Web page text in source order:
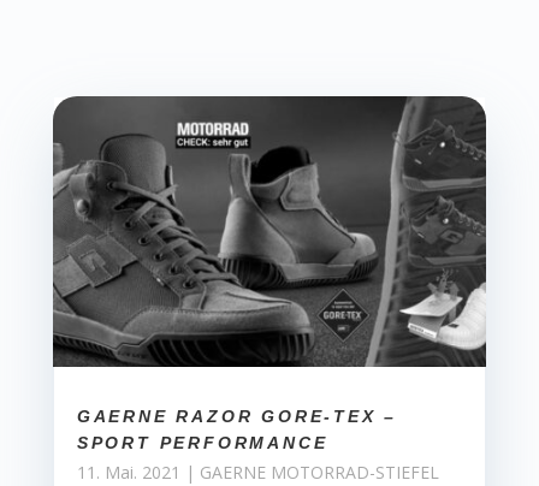
GAERNE RAZOR GORE-TEX –
SPORT PERFORMANCE
11. Mai. 2021 | GAERNE MOTORRAD-STIEFEL